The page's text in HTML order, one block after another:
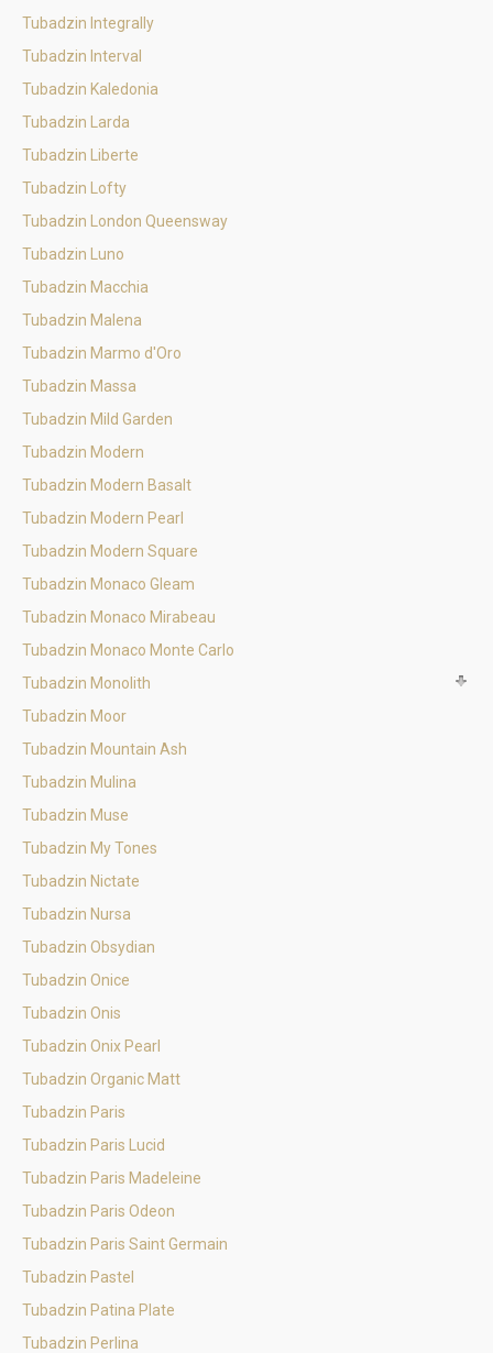
Tubadzin Integrally
Tubadzin Interval
Tubadzin Kaledonia
Tubadzin Larda
Tubadzin Liberte
Tubadzin Lofty
Tubadzin London Queensway
Tubadzin Luno
Tubadzin Macchia
Tubadzin Malena
Tubadzin Marmo d'Oro
Tubadzin Massa
Tubadzin Mild Garden
Tubadzin Modern
Tubadzin Modern Basalt
Tubadzin Modern Pearl
Tubadzin Modern Square
Tubadzin Monaco Gleam
Tubadzin Monaco Mirabeau
Tubadzin Monaco Monte Carlo
Tubadzin Monolith
Tubadzin Moor
Tubadzin Mountain Ash
Tubadzin Mulina
Tubadzin Muse
Tubadzin My Tones
Tubadzin Nictate
Tubadzin Nursa
Tubadzin Obsydian
Tubadzin Onice
Tubadzin Onis
Tubadzin Onix Pearl
Tubadzin Organic Matt
Tubadzin Paris
Tubadzin Paris Lucid
Tubadzin Paris Madeleine
Tubadzin Paris Odeon
Tubadzin Paris Saint Germain
Tubadzin Pastel
Tubadzin Patina Plate
Tubadzin Perlina